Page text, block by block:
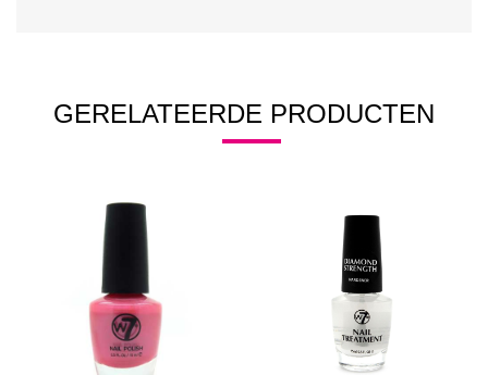
GERELATEERDE PRODUCTEN